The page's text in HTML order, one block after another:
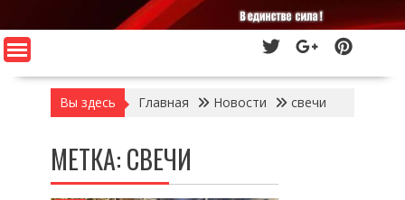
Вы здесь Главная Новости свечи
МЕТКА:СВЕЧИ